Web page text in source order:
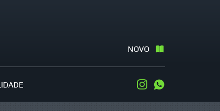
NOVO
Instagram